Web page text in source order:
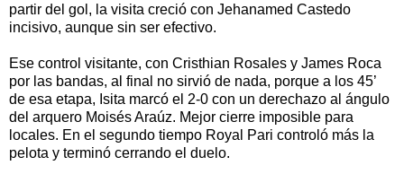
partir del gol, la visita creció con Jehanamed Castedo
incisivo, aunque sin ser efectivo.
Ese control visitante, con Cristhian Rosales y James Roca
por las bandas, al final no sirvió de nada, porque a los 45’
de esa etapa, Isita marcó el 2-0 con un derechazo al ángulo
del arquero Moisés Araúz. Mejor cierre imposible para
locales. En el segundo tiempo Royal Pari controló más la
pelota y terminó cerrando el duelo.